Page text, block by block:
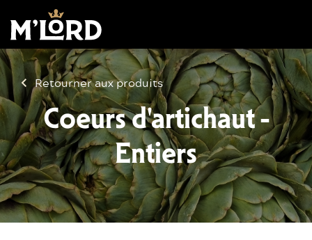
Retourner aux produits
Coeurs d'artichaut -
Entiers